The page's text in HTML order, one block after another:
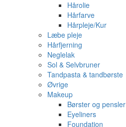
Hårolie
Hårfarve
Hårpleje/Kur
Læbe pleje
Hårfjerning
Neglelak
Sol & Selvbruner
Tandpasta & tandbørste
Øvrige
Makeup
Børster og pensler
Eyeliners
Foundation